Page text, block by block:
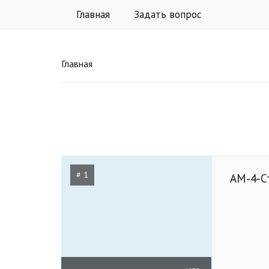
Главная Задать вопрос
Главная
# 1 АМ-4-